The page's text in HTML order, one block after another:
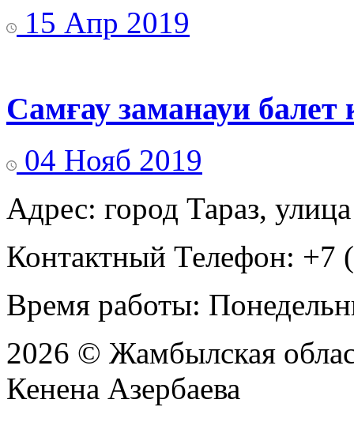
15 Апр 2019
Самғау заманауи балет
04 Нояб 2019
Адрес: город Тараз,
Контактный Телефон: +7
Время работы:
2026 © Жамбылская
Кенена Азербаева